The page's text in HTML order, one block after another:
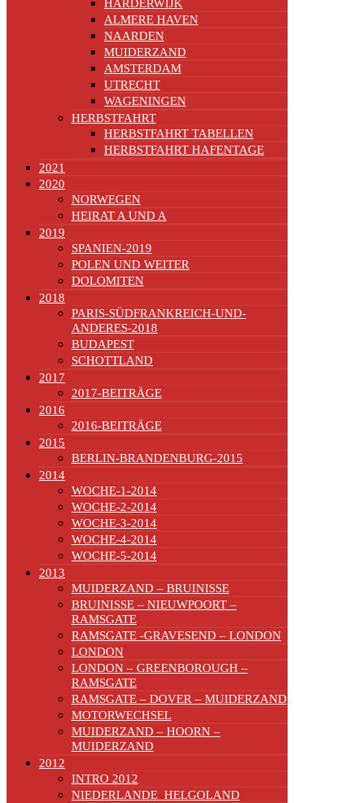
HARDERWIJK
ALMERE HAVEN
NAARDEN
MUIDERZAND
AMSTERDAM
UTRECHT
WAGENINGEN
HERBSTFAHRT
HERBSTFAHRT TABELLEN
HERBSTFAHRT HAFENTAGE
2021
2020
NORWEGEN
HEIRAT A UND A
2019
SPANIEN-2019
POLEN UND WEITER
DOLOMITEN
2018
PARIS-SÜDFRANKREICH-UND-
ANDERES-2018
BUDAPEST
SCHOTTLAND
2017
2017-BEITRÄGE
2016
2016-BEITRÄGE
2015
BERLIN-BRANDENBURG-2015
2014
WOCHE-1-2014
WOCHE-2-2014
WOCHE-3-2014
WOCHE-4-2014
WOCHE-5-2014
2013
MUIDERZAND – BRUINISSE
BRUINISSE – NIEUWPOORT –
RAMSGATE
RAMSGATE -GRAVESEND – LONDON
LONDON
LONDON – GREENBOROUGH –
RAMSGATE
RAMSGATE – DOVER – MUIDERZAND
MOTORWECHSEL
MUIDERZAND – HOORN –
MUIDERZAND
2012
INTRO 2012
NIEDERLANDE_HELGOLAND